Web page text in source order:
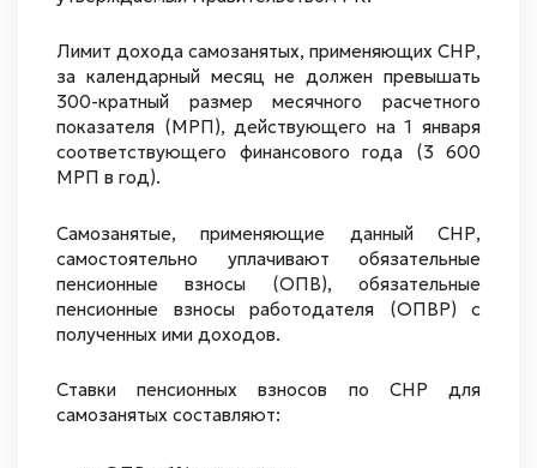
Лимит дохода самозанятых, применяющих СНР,
за календарный месяц не должен превышать
300-кратный размер месячного расчетного
показателя (МРП), действующего на 1 января
соответствующего финансового года (3 600
МРП в год).
Самозанятые, применяющие данный СНР,
самостоятельно уплачивают обязательные
пенсионные взносы (ОПВ), обязательные
пенсионные взносы работодателя (ОПВР) с
полученных ими доходов.
Ставки пенсионных взносов по СНР для
самозанятых составляют: